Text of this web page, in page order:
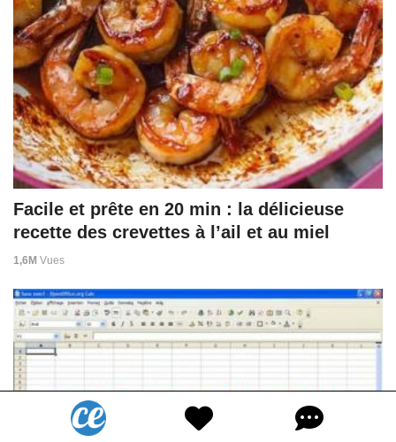
Facile et prête en 20 min : la délicieuse
recette des crevettes à l’ail et au miel
1,6M Vues